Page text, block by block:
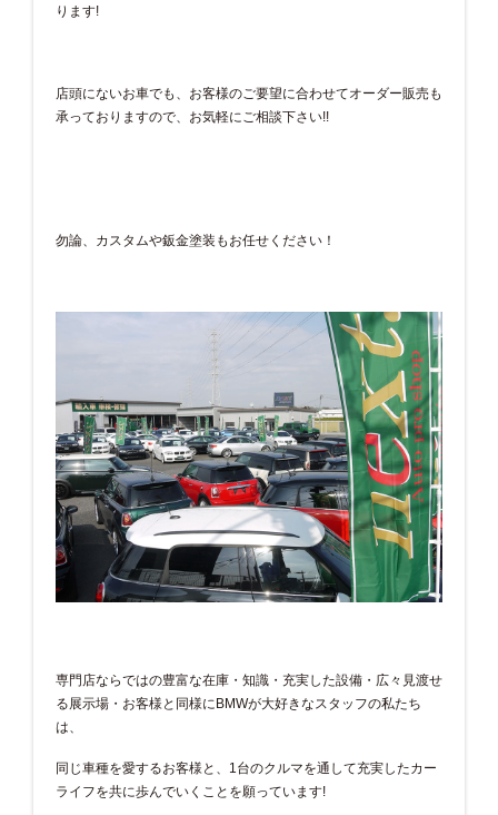
ります!
店頭にないお車でも、お客様のご要望に合わせてオーダー販売も
承っておりますので、お気軽にご相談下さい!!
勿論、カスタムや鈑金塗装もお任せください！
専門店ならではの豊富な在庫・知識・充実した設備・広々見渡せ
る展示場・お客様と同様にBMWが大好きなスタッフの私たち
は、
同じ車種を愛するお客様と、1台のクルマを通して充実したカー
ライフを共に歩んでいくことを願っています!